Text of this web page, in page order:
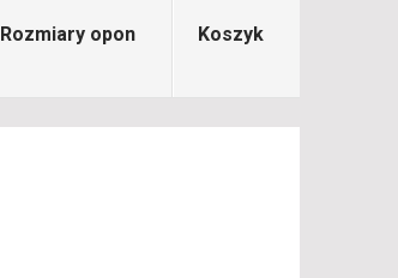
Rozmiary opon Koszyk